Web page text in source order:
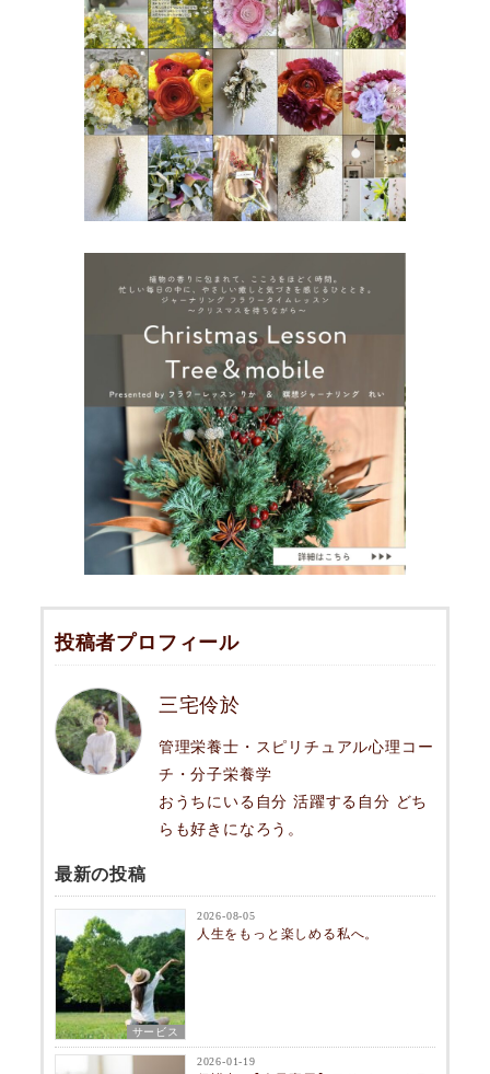
投稿者プロフィール
三宅伶於
管理栄養士・スピリチュアル心理コー
チ・分子栄養学
おうちにいる自分 活躍する自分 どち
らも好きになろう。
最新の投稿
サービス
2026-08-05
人生をもっと楽しめる私へ。
2026-01-19